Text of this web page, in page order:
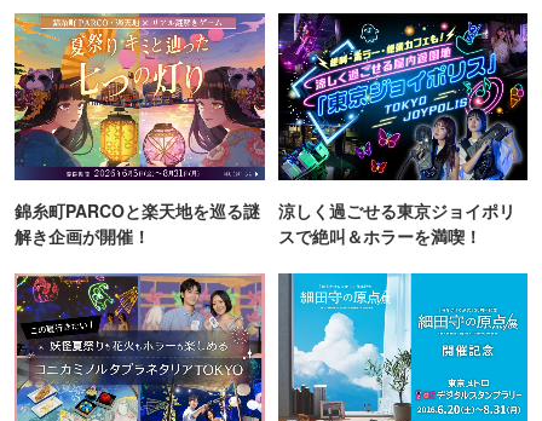
錦糸町PARCOと楽天地を巡る謎
解き企画が開催！
涼しく過ごせる東京ジョイポリ
スで絶叫＆ホラーを満喫！